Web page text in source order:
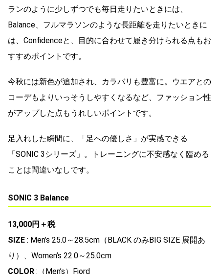
ランのように少しずつでも毎日走りたいときには、
Balance、フルマラソンのような長距離を走りたいときに
は、Confidenceと、目的に合わせて履き分けられる点もお
すすめポイントです。
今秋には新色が追加され、カラバリも豊富に。ウエアとの
コーデもよりいっそうしやすくなるなど、ファッション性
がアップした点もうれしいポイントです。
足入れした瞬間に、「足への優しさ」が実感できる
「SONIC 3シリーズ」。トレーニングに不安感なく臨める
ことは間違いなしです。
SONIC 3 Balance
13,000円＋税
SIZE : Men’s 25.0～28.5cm（BLACK のみBIG SIZE 展開あ
り）、Women’s 22.0～25.0cm
COLOR :（Men’s）Fjord